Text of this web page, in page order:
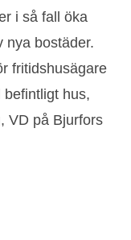
i så fall öka
nya bostäder.
fritidshusägare
hus,
VD på Bjurfors